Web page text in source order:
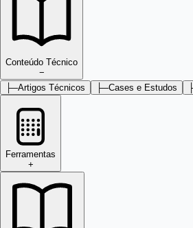
Conteúdo Técnico
−
├─Artigos Técnicos ├─Cases e Estudos
Ferramentas
+